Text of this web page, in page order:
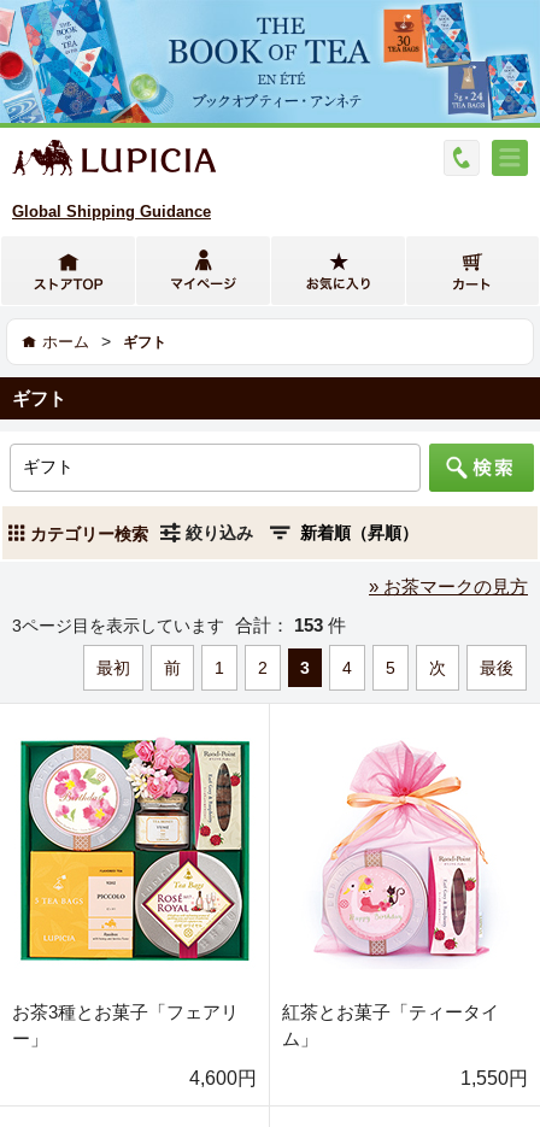
Global Shipping Guidance
ホーム > ギフト
ギフト
カテゴリー検索 絞り込み
» お茶マークの見方
3ページ目を表示しています 合計： 153 件
最初 前 1 2 3 4 5 次 最後
お茶3種とお菓子「フェアリ
ー」
4,600円
紅茶とお菓子「ティータイ
ム」
1,550円